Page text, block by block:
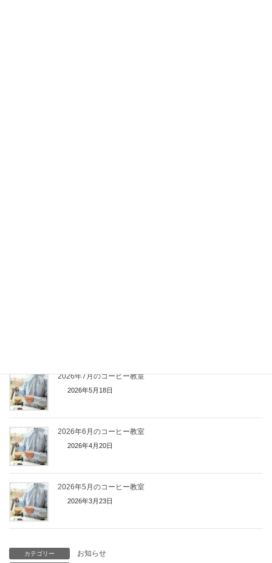
2026年7月のコーヒー教室
2026年5月18日
2026年6月のコーヒー教室
2026年4月20日
2026年5月のコーヒー教室
2026年3月23日
カテゴリー お知らせ